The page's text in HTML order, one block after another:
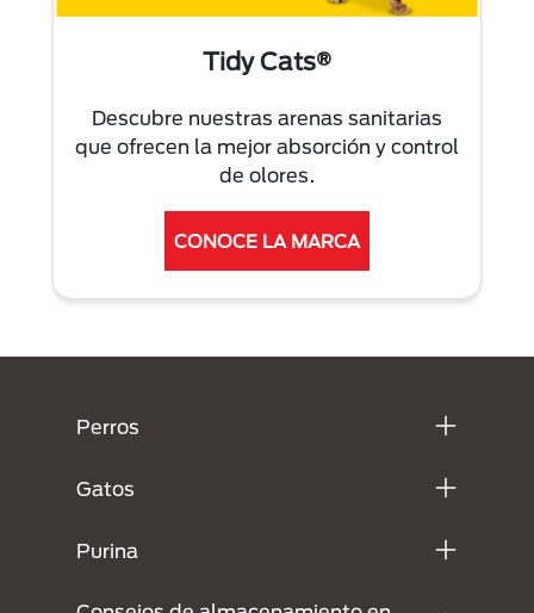
Tidy Cats®
Descubre nuestras arenas sanitarias
que ofrecen la mejor absorción y control
de olores.
CONOCE LA MARCA
Perros
Gatos
Purina